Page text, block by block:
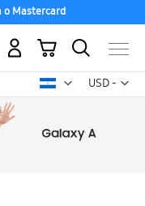
o Mastercard
USD -
dólar
Mi carrito